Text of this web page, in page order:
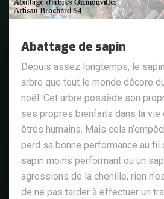
Abattage de sapin
Depuis assez longtemps, le
arbre que tout le monde décore
noël. Cet arbre possède son
ses propres bienfaits dans la vie
êtres humains. Mais cela
perd sa bonne performance au fil
sapin moins performant ou un
agressions de la chenille, rien
de ne pas tarder à effectuer un